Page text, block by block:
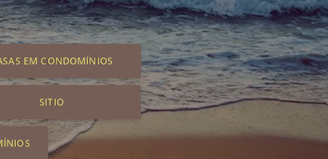
EM CONDOMÍNIOS
SITIO